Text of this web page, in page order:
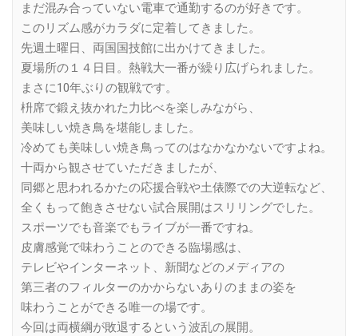
まだ混み合っていない電車で通勤するのが好きです。
このリズム感がカラダに定着してきました。
先週土曜日、両国国技館に出かけてきました。
夏場所の１４日目。熱戦大一番が繰り広げられました。
まさに10年ぶりの観戦です。
枡席で鍛え抜かれた力比べを楽しみながら、
美味しい焼き鳥を堪能しました。
冷めても美味しい焼き鳥ってのはなかなかないですよね。
十両から観させていただきましたが、
同郷と思われるかたの応援合戦や土俵際での大逆転など、
全くもって飽きさせない試合展開はスリリングでした。
スポーツでも音楽でもライブが一番ですね。
皮膚感覚で味わうことのできる臨場感は、
テレビやインターネット、新聞などのメディアの
第三者のフィルターのかからないありのままの姿を
味わうことができる唯一の場です。
今回は両横綱が敗退するという波乱の展開。